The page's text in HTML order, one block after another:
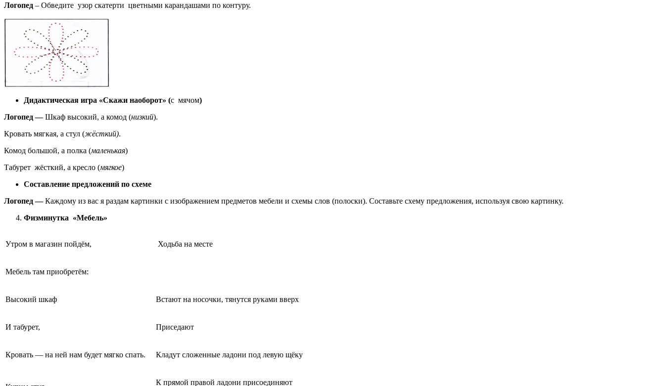
Логопед – Обведите узор скатерти цветными карандашами по контуру.
Дидактическая игра «Скажи наоборот» (с мячом)
Логопед —Шкаф высокий, а комод (низкий).
Кровать мягкая, а стул (жёсткий).
Комод большой, а полка (маленькая)
Табурет жёсткий, а кресло (мягкое)
Составление предложений по схеме
Логопед —Каждому из вас я раздам картинки с изображением предметов мебели и схемы слов (полоски). Составьте схему предложения, используя свою картинку.
Физминутка «Мебель»
Утром в магазин пойдём, Ходьба на месте
Мебель там приобретём:
Высокий шкаф Встают на носочки, тянутся руками вверх
И табурет, Приседают
Кровать — на ней нам будет мягко спать. Кладут сложенные ладони под левую щёку
К прямой правой ладони присоединяют